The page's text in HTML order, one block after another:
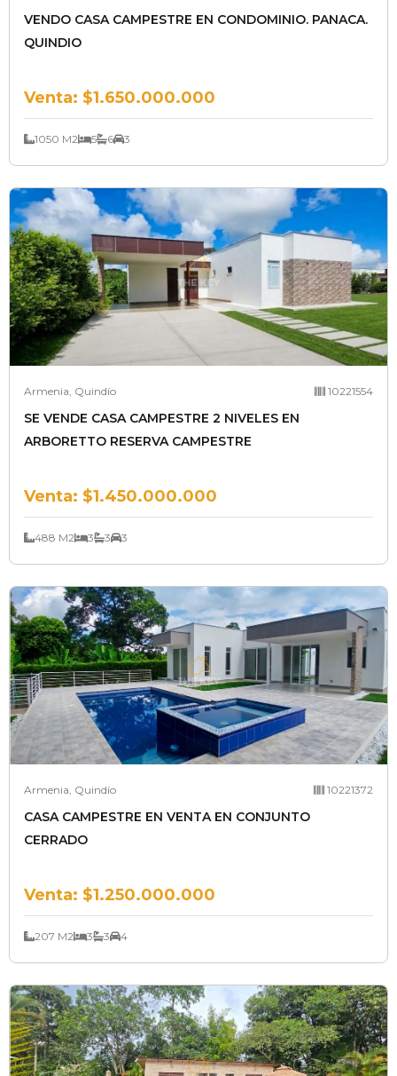
VENDO CASA CAMPESTRE EN CONDOMINIO. PANACA.
QUINDIO
Venta: $1.650.000.000
1050 M2 5 6 3
Armenia, Quindío 10221554
SE VENDE CASA CAMPESTRE 2 NIVELES EN
ARBORETTO RESERVA CAMPESTRE
Venta: $1.450.000.000
488 M2 3 3 3
Armenia, Quindío 10221372
CASA CAMPESTRE EN VENTA EN CONJUNTO
CERRADO
Venta: $1.250.000.000
207 M2 3 3 4